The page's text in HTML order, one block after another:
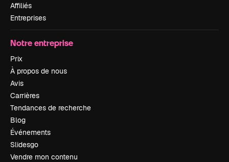
Affiliés
Entreprises
Notre entreprise
Prix
À propos de nous
Avis
Carrières
Tendances de recherche
Blog
Événements
Slidesgo
Vendre mon contenu